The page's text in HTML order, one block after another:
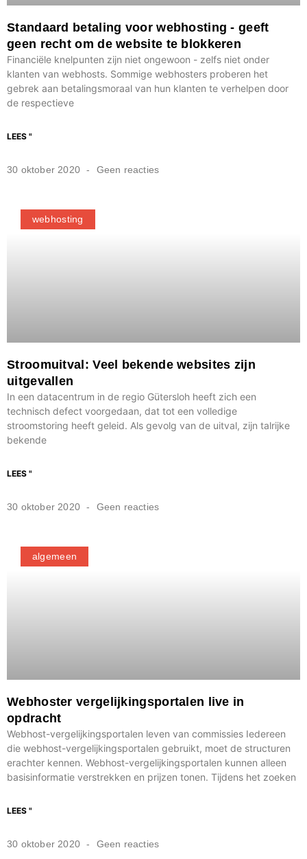
Standaard betaling voor webhosting - geeft
geen recht om de website te blokkeren
Financiële knelpunten zijn niet ongewoon - zelfs niet onder
klanten van webhosts. Sommige webhosters proberen het
gebrek aan betalingsmoraal van hun klanten te verhelpen door
de respectieve
LEES "
30 oktober 2020 Geen reacties
webhosting
Stroomuitval: Veel bekende websites zijn
uitgevallen
In een datacentrum in de regio Gütersloh heeft zich een
technisch defect voorgedaan, dat tot een volledige
stroomstoring heeft geleid. Als gevolg van de uitval, zijn talrijke
bekende
LEES "
30 oktober 2020 Geen reacties
algemeen
Webhoster vergelijkingsportalen live in
opdracht
Webhost-vergelijkingsportalen leven van commissies Iedereen
die webhost-vergelijkingsportalen gebruikt, moet de structuren
erachter kennen. Webhost-vergelijkingsportalen kunnen alleen
basisinformatie verstrekken en prijzen tonen. Tijdens het zoeken
LEES "
30 oktober 2020 Geen reacties